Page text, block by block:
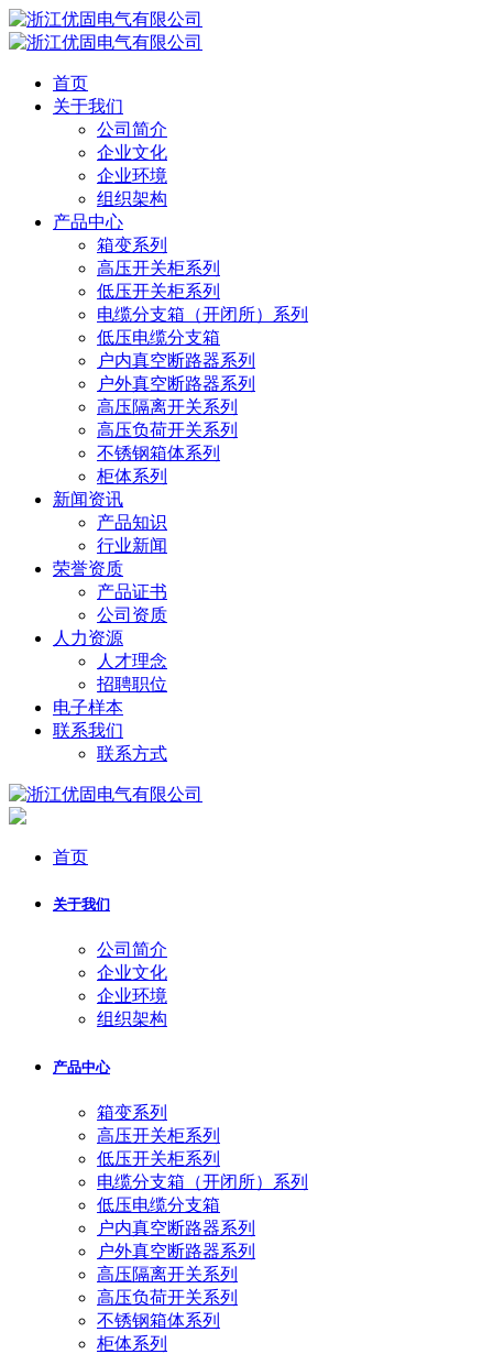
首页
关于我们
公司简介
企业文化
企业环境
组织架构
产品中心
箱变系列
高压开关柜系列
低压开关柜系列
电缆分支箱（开闭所）系列
低压电缆分支箱
户内真空断路器系列
户外真空断路器系列
高压隔离开关系列
高压负荷开关系列
不锈钢箱体系列
柜体系列
新闻资讯
产品知识
行业新闻
荣誉资质
产品证书
公司资质
人力资源
人才理念
招聘职位
电子样本
联系我们
联系方式
首页
关于我们
公司简介
企业文化
企业环境
组织架构
产品中心
箱变系列
高压开关柜系列
低压开关柜系列
电缆分支箱（开闭所）系列
低压电缆分支箱
户内真空断路器系列
户外真空断路器系列
高压隔离开关系列
高压负荷开关系列
不锈钢箱体系列
柜体系列